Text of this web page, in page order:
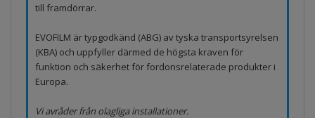
till framdörrar.
EVOFILM är typgodkänd (ABG) av tyska transportsyrelsen
(KBA) och uppfyller därmed de högsta kraven för
funktion och säkerhet för fordonsrelaterade produkter i
Europa.
Vi avråder från olagliga installationer.